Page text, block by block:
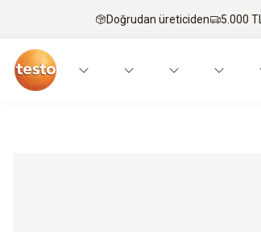
Doğrudan üreticiden 5.000